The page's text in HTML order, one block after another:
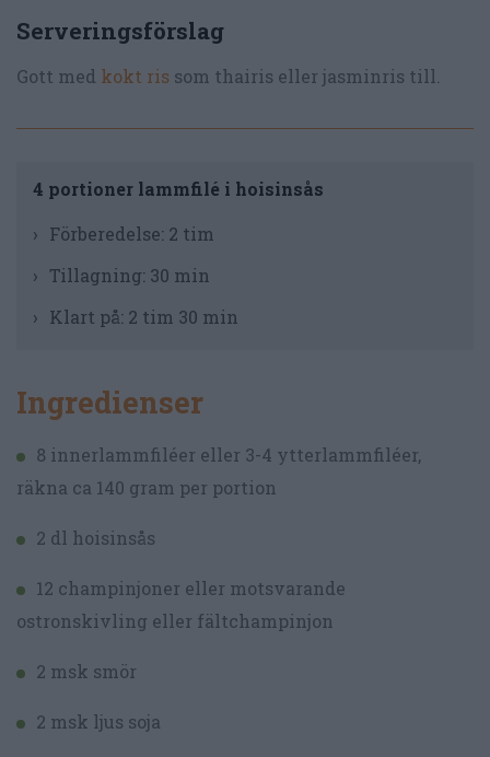
Serveringsförslag
Gott med kokt ris som thairis eller jasminris till.
4 portioner lammfilé i hoisinsås
Förberedelse: 2 tim
Tillagning: 30 min
Klart på: 2 tim 30 min
Ingredienser
8 innerlammfiléer eller 3-4 ytterlammfiléer,
räkna ca 140 gram per portion
2 dl hoisinsås
12 champinjoner eller motsvarande
ostronskivling eller fältchampinjon
2 msk smör
2 msk ljus soja